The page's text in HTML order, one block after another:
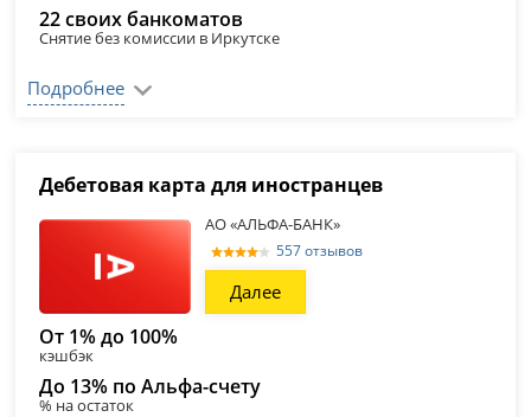
22 своих банкоматов
Снятие без комиссии в Иркутске
Подробнее
Дебетовая карта для иностранцев
АО «АЛЬФА-БАНК»
557 отзывов
Далее
От 1% до 100%
кэшбэк
До 13% по Альфа-счету
% на остаток